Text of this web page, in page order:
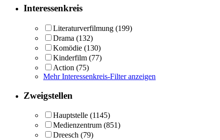
Interessenkreis
Literaturverfilmung (199)
Drama (132)
Komödie (130)
Kinderfilm (77)
Action (75)
Mehr Interessenkreis-Filter anzeigen
Zweigstellen
Hauptstelle (1145)
Medienzentrum (851)
Dreesch (79)